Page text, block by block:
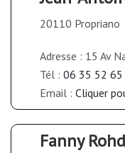
20110 Propriano
Adresse : 15 Av
Tél : 06 35 52 65
Email : Cliquer
Fanny